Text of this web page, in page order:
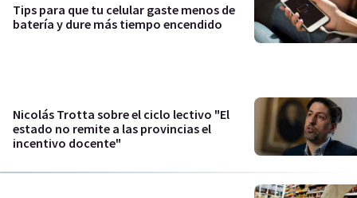
Tips para que tu celular gaste menos de
batería y dure más tiempo encendido
Nicolás Trotta sobre el ciclo lectivo "El
estado no remite a las provincias el
incentivo docente"